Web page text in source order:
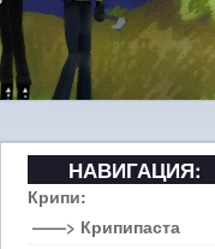
НАВИГАЦИЯ:
Крипи:
——> Крипипаста